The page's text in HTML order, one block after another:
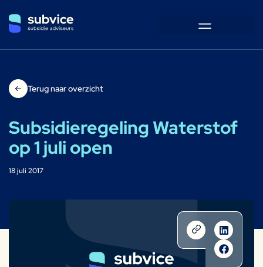
Terug naar overzicht
Subsidieregeling Waterstof
op 1 juli open
18 juli 2017